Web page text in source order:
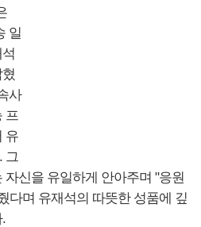
일
사
프
유
그
신을 유일하게 안아주며 "응원
다며 유재석의 따뜻한 성품에 깊